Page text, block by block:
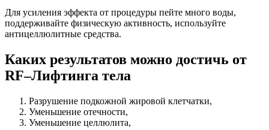
Для усиления эффекта от процедуры пейте много воды,
поддерживайте физическую активность, используйте
антицеллюлитные средства.
Каких результатов можно достичь от
RF–Лифтинга тела
Разрушение подкожной жировой клетчатки,
Уменьшение отечности,
Уменьшение целлюлита,